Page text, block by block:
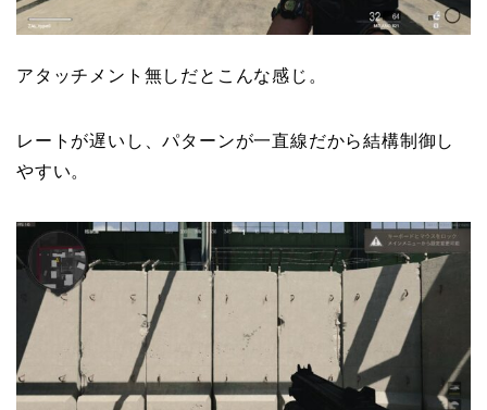
アタッチメント無しだとこんな感じ。
レートが遅いし、パターンが一直線だから結構制御し
やすい。